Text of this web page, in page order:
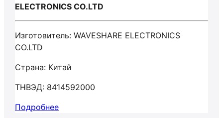
ELECTRONICS CO.LTD
Изготовитель: WAVESHARE ELECTRONICS
CO.LTD
Страна: Китай
ТНВЭД: 8414592000
Подробнее